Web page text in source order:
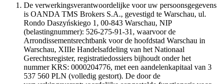
De verwerkingsverantwoordelijke voor uw persoonsgegevens
is OANDA TMS Brokers S.A., gevestigd te Warschau, ul.
Rondo Daszyńskiego 1, 00-843 Warschau, NIP
(belastingnummer): 526-275-91-31, waarvoor de
Arrondissementsrechtbank voor de hoofdstad Warschau in
Warschau, XIIIe Handelsafdeling van het Nationaal
Gerechtsregister, registratiedossiers bijhoudt onder het
nummer KRS: 0000204776, met een aandelenkapitaal van 3
537 560 PLN (volledig gestort). De door de